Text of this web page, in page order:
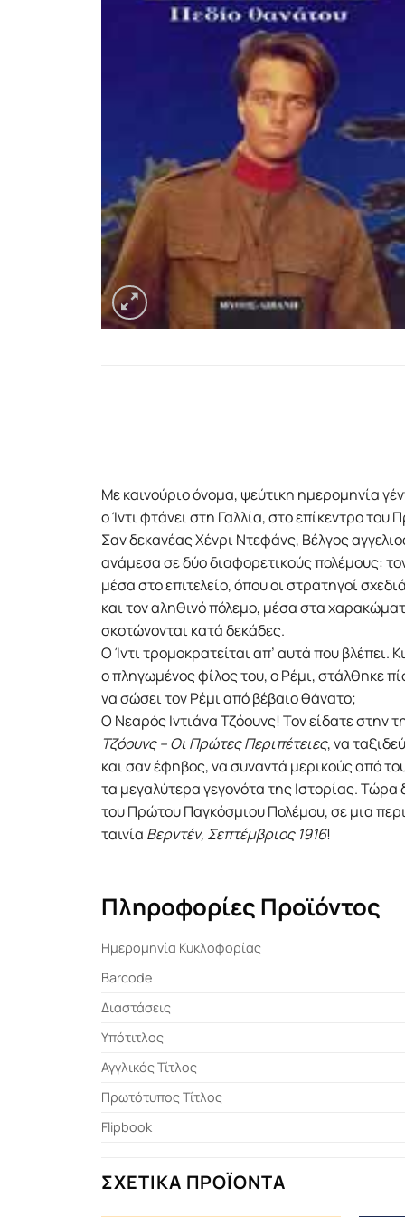
Με καινούριο όνομα, ψεύτικη ημερομηνία
ο Ίντι φτάνει στη Γαλλία, στο επίκεντρο
Σαν δεκανέας Χένρι Ντεφάνς, Βέλγος
ανάμεσα σε δύο διαφορετικούς πολέμους:
μέσα στο επιτελείο, όπου οι στρατηγοί
και τον αληθινό πόλεμο, μέσα στα
σκοτώνονται κατά δεκάδες.
Ο Ίντι τρομοκρατείται απ’ αυτά που βλέπει.
ο πληγωμένος φίλος του, ο Ρέμι, στάλθηκε
να σώσει τον Ρέμι από βέβαιο θάνατο;
Ο Νεαρός Ιντιάνα Τζόουνς! Τον είδατε στην
Τζόουνς – Οι Πρώτες Περιπέτειες, να
και σαν έφηβος, να συναντά μερικούς από
τα μεγαλύτερα γεγονότα της Ιστορίας.
του Πρώτου Παγκόσμιου Πολέμου, σε μια
ταινία Βερντέν, Σεπτέμβριος 1916!
Πληροφορίες Προϊόντος
Ημερομηνία Κυκλοφορίας
Barcode
Διαστάσεις
Υπότιτλος
Αγγλικός Τίτλος
Πρωτότυπος Τίτλος
Flipbook
ΣΧΕΤΙΚΆ ΠΡΟΪΌΝΤΑ